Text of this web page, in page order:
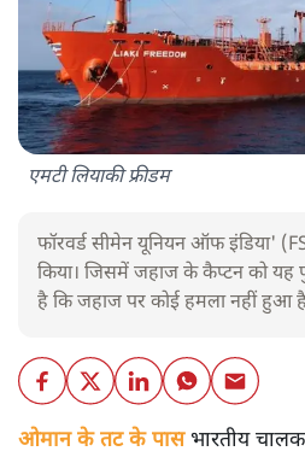
एमटी लियाकी फ्रीडम
फॉरवर्ड सीमेन यूनियन ऑफ इंडिया'
किया। जिसमें जहाज के कैप्टन को यह
है कि जहाज पर कोई हमला नहीं हुआ
ओमान के तट के पासभारतीय